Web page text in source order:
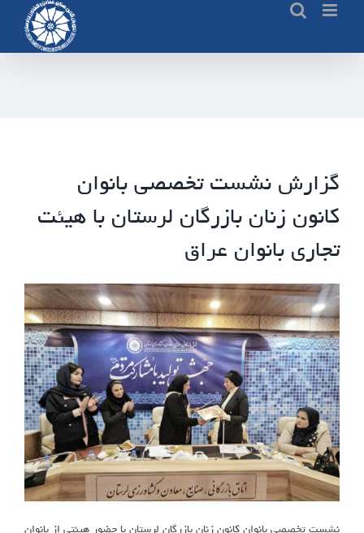
content
گزارش نشست تخصصی بانوان
کانون زنان بازرگان لرستان با هیئت
تجاری بانوان عراق